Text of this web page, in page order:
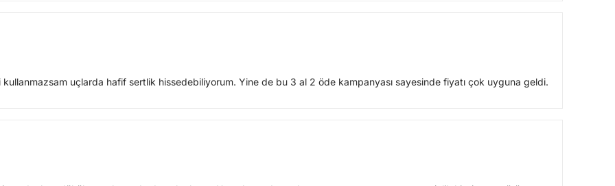
kullanmazsam uçlarda hafif sertlik hissedebiliyorum. Yine de bu 3 al 2 öde kampanyası sayesinde fiyatı çok uyguna geldi.